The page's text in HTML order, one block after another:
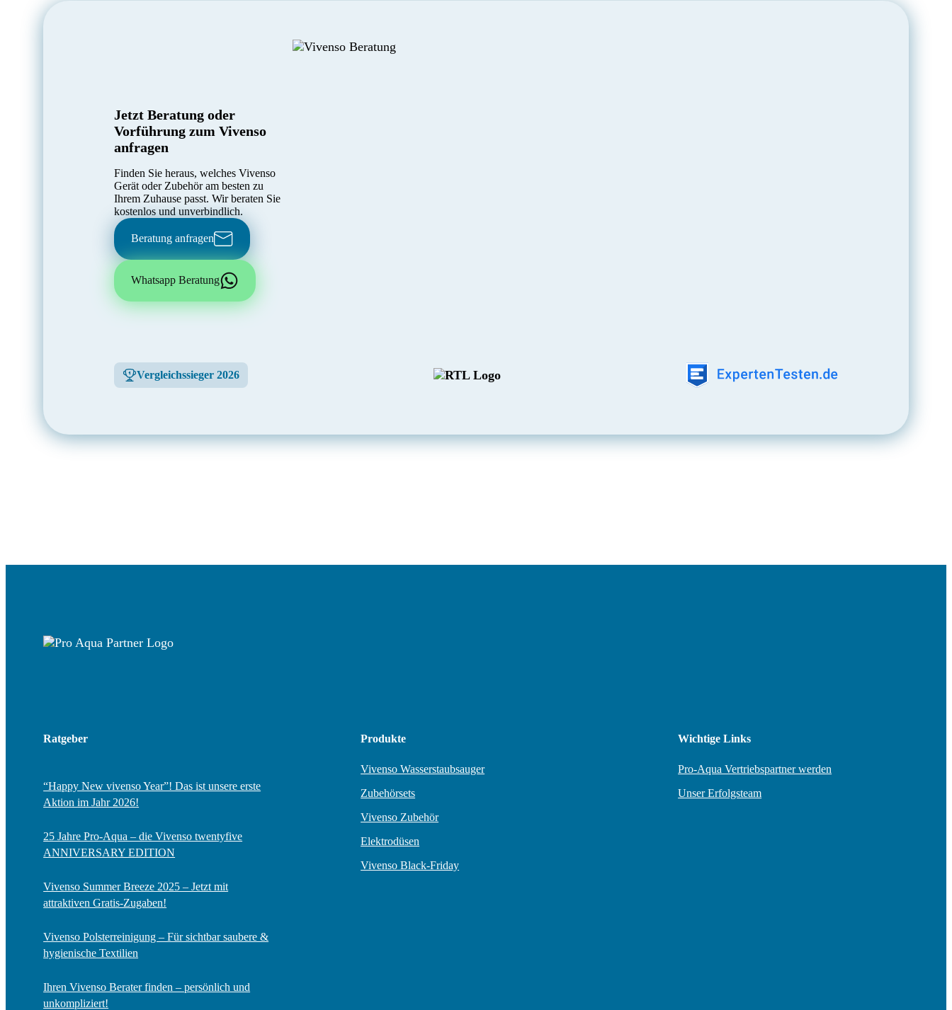
Jetzt Beratung oder
Vorführung zum Vivenso
anfragen
Finden Sie heraus, welches Vivenso
Gerät oder Zubehör am besten zu
Ihrem Zuhause passt. Wir beraten Sie
kostenlos und unverbindlich.
Beratung anfragen
Whatsapp Beratung
Vergleichssieger 2026
Ratgeber
“Happy New vivenso Year”! Das ist unsere erste
Aktion im Jahr 2026!
25 Jahre Pro-Aqua – die Vivenso twentyfive
ANNIVERSARY EDITION
Vivenso Summer Breeze 2025 – Jetzt mit
attraktiven Gratis-Zugaben!
Vivenso Polsterreinigung – Für sichtbar saubere &
hygienische Textilien
Ihren Vivenso Berater finden – persönlich und
unkompliziert!
Produkte
Vivenso Wasserstaubsauger
Zubehörsets
Vivenso Zubehör
Elektrodüsen
Vivenso Black-Friday
Wichtige Links
Pro-Aqua Vertriebspartner werden
Unser Erfolgsteam